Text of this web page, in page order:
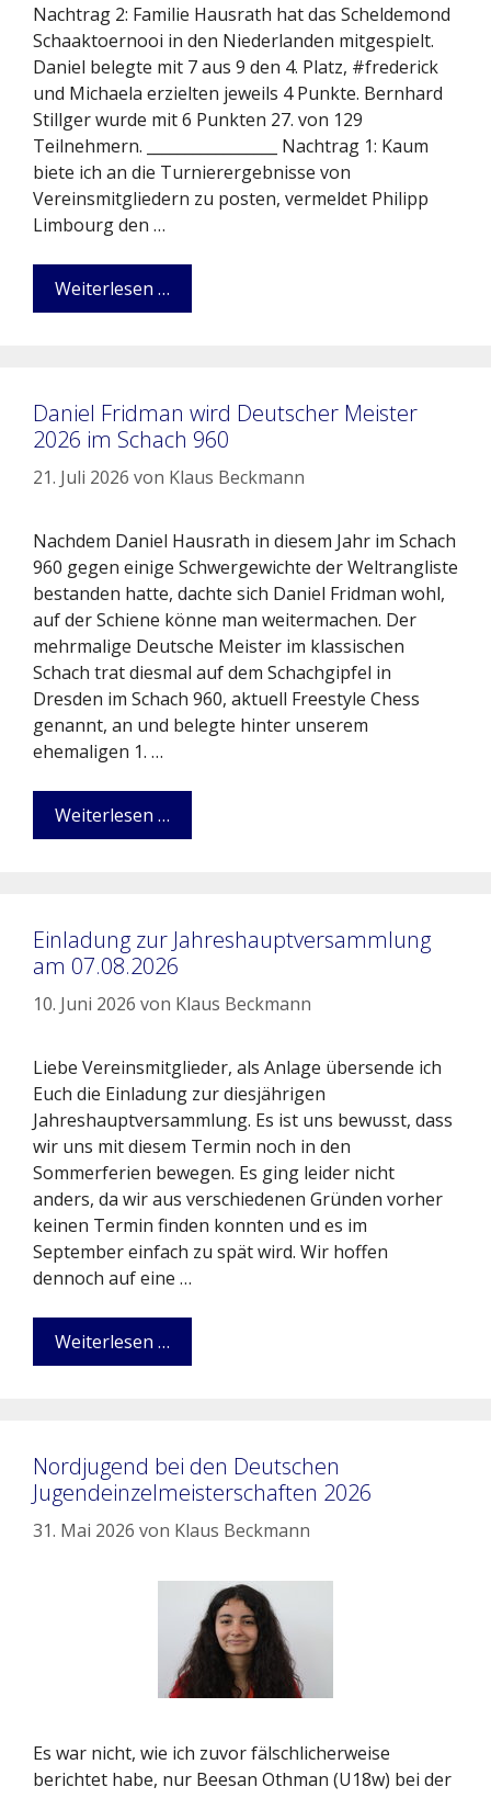
Nachtrag 2: Familie Hausrath hat das Scheldemond
Schaaktoernooi in den Niederlanden mitgespielt.
Daniel belegte mit 7 aus 9 den 4. Platz, #frederick
und Michaela erzielten jeweils 4 Punkte. Bernhard
Stillger wurde mit 6 Punkten 27. von 129
Teilnehmern. _________________ Nachtrag 1: Kaum
biete ich an die Turnierergebnisse von
Vereinsmitgliedern zu posten, vermeldet Philipp
Limbourg den …
Weiterlesen …
Daniel Fridman wird Deutscher Meister
2026 im Schach 960
21. Juli 2026 von Klaus Beckmann
Nachdem Daniel Hausrath in diesem Jahr im Schach
960 gegen einige Schwergewichte der Weltrangliste
bestanden hatte, dachte sich Daniel Fridman wohl,
auf der Schiene könne man weitermachen. Der
mehrmalige Deutsche Meister im klassischen
Schach trat diesmal auf dem Schachgipfel in
Dresden im Schach 960, aktuell Freestyle Chess
genannt, an und belegte hinter unserem
ehemaligen 1. …
Weiterlesen …
Einladung zur Jahreshauptversammlung
am 07.08.2026
10. Juni 2026 von Klaus Beckmann
Liebe Vereinsmitglieder, als Anlage übersende ich
Euch die Einladung zur diesjährigen
Jahreshauptversammlung. Es ist uns bewusst, dass
wir uns mit diesem Termin noch in den
Sommerferien bewegen. Es ging leider nicht
anders, da wir aus verschiedenen Gründen vorher
keinen Termin finden konnten und es im
September einfach zu spät wird. Wir hoffen
dennoch auf eine …
Weiterlesen …
Nordjugend bei den Deutschen
Jugendeinzelmeisterschaften 2026
31. Mai 2026 von Klaus Beckmann
Es war nicht, wie ich zuvor fälschlicherweise
berichtet habe, nur Beesan Othman (U18w) bei der